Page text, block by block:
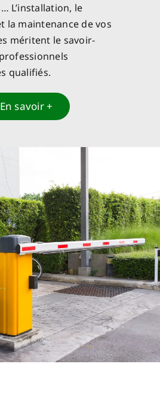
L’installation, le
la maintenance de vos
méritent le savoir-
qualifiés.
En savoir +